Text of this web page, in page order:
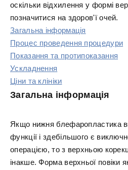
оскільки відхилення у формі
позначитися на здоров'ї очей.
Загальна інформація
Процес проведення процедури
Показання та протипоказання
Ускладнення
Ціни та клініки
Загальна інформація
Якщо нижня блефаропластика
функції і здебільшого є
операцією, то з верхньою
інакше. Форма верхньої повіки